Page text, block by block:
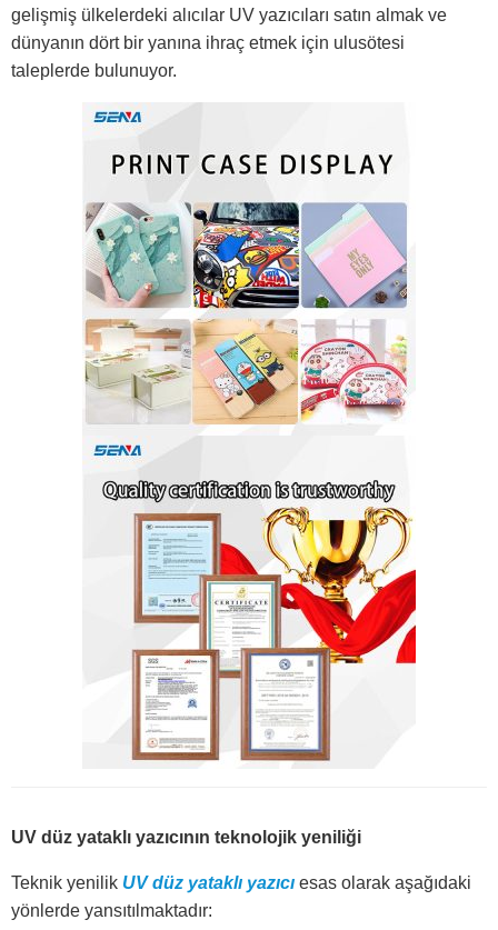
gelişmiş ülkelerdeki alıcılar UV yazıcıları satın almak ve
dünyanın dört bir yanına ihraç etmek için ulusötesi
taleplerde bulunuyor.
UV düz yataklı yazıcının teknolojik yeniliği
Teknik yenilik UV düz yataklı yazıcı esas olarak aşağıdaki
yönlerde yansıtılmaktadır: